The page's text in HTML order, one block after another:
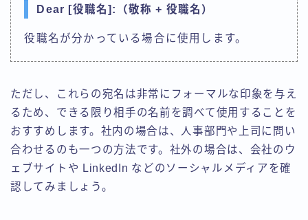
Dear [役職名]:（敬称 + 役職名）
役職名が分かっている場合に使用します。
ただし、これらの宛名は非常にフォーマルな印象を与え
るため、できる限り相手の名前を調べて使用することを
おすすめします。社内の場合は、人事部門や上司に問い
合わせるのも一つの方法です。社外の場合は、会社のウ
ェブサイトや LinkedIn などのソーシャルメディアを確
認してみましょう。